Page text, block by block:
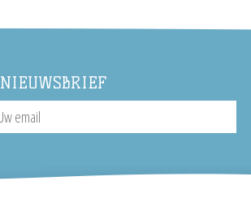
NIEUWSBRIEF